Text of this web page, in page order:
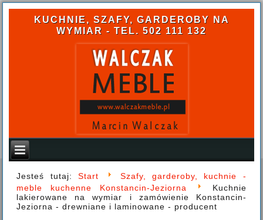
KUCHNIE, SZAFY, GARDEROBY NA
WYMIAR - TEL. 502 111 132
Jesteś tutaj: Start
Szafy, garderoby, kuchnie -
meble kuchenne Konstancin-Jeziorna
Kuchnie
lakierowane na wymiar i zamówienie Konstancin-
Jeziorna - drewniane i laminowane - producent